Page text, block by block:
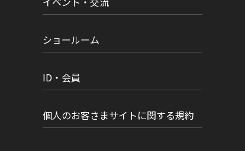
ショールーム
ID・会員
個人のお客さまサイトに関する規約